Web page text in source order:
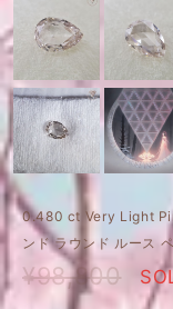
0.480 ct Very Light
ンド ラウンド ルース
¥98,800